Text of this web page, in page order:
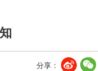
分享：